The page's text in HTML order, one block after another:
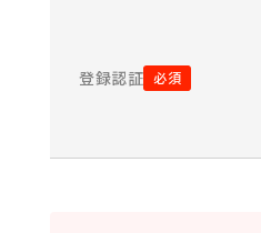
登録認証